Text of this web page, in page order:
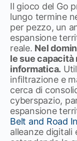
Il gioco del Go
lungo termine
per pezzo, un
espansione
reale. Nel
le sue capacità
informatica.
infiltrazione e
cerca di
cyberspazio,
espansione
Belt and Road
alleanze